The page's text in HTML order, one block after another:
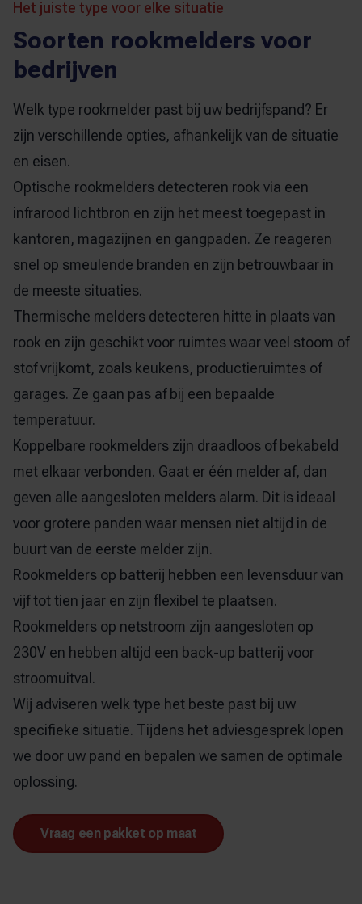
Het juiste type voor elke situatie
Soorten rookmelders voor
bedrijven
Welk type rookmelder past bij uw bedrijfspand? Er
zijn verschillende opties, afhankelijk van de situatie
en eisen.
Optische rookmelders detecteren rook via een
infrarood lichtbron en zijn het meest toegepast in
kantoren, magazijnen en gangpaden. Ze reageren
snel op smeulende branden en zijn betrouwbaar in
de meeste situaties.
Thermische melders detecteren hitte in plaats van
rook en zijn geschikt voor ruimtes waar veel stoom of
stof vrijkomt, zoals keukens, productieruimtes of
garages. Ze gaan pas af bij een bepaalde
temperatuur.
Koppelbare rookmelders zijn draadloos of bekabeld
met elkaar verbonden. Gaat er één melder af, dan
geven alle aangesloten melders alarm. Dit is ideaal
voor grotere panden waar mensen niet altijd in de
buurt van de eerste melder zijn.
Rookmelders op batterij hebben een levensduur van
vijf tot tien jaar en zijn flexibel te plaatsen.
Rookmelders op netstroom zijn aangesloten op
230V en hebben altijd een back-up batterij voor
stroomuitval.
Wij adviseren welk type het beste past bij uw
specifieke situatie. Tijdens het adviesgesprek lopen
we door uw pand en bepalen we samen de optimale
oplossing.
Vraag een pakket op maat